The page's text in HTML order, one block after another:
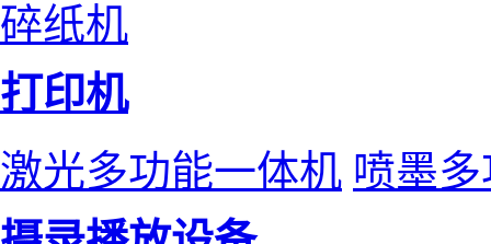
碎纸机
打印机
激光多功能一体机 喷墨